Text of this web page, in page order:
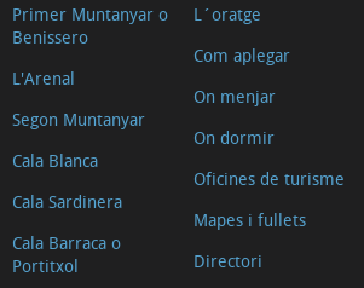
Primer Muntanyar o
Benissero
L'Arenal
Segon Muntanyar
Cala Blanca
Cala Sardinera
Cala Barraca o
Portitxol
L´oratge
Com aplegar
On menjar
On dormir
Oficines de turisme
Mapes i fullets
Directori